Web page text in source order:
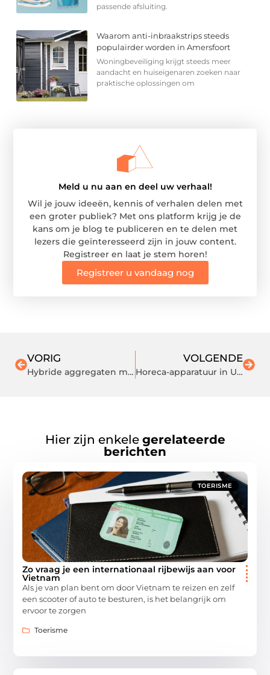
passende afsluiting.
Waarom anti-inbraakstrips steeds
populairder worden in Amersfoort
Woningbeveiliging krijgt steeds meer
aandacht en huiseigenaren zoeken naar
praktische oplossingen om
Meld u nu aan en deel uw verhaal!
Wil je jouw ideeën, kennis of verhalen delen met
een groter publiek? Met ons platform krijg je de
kans om je blog te publiceren en te delen met
lezers die geïnteresseerd zijn in jouw content.
Registreer en laat je stem horen!
Registreer u vandaag nog
VORIG
Hybride aggregaten met zonnepanelen: duurzame energie voor elk project
VOLGENDE
Horeca-apparatuur in Utrecht: jouw partner in perfectie
Hier zijn enkele gerelateerde
berichten
TOERISME
Zo vraag je een internationaal rijbewijs aan voor
Vietnam
Als je van plan bent om door Vietnam te reizen en zelf
een scooter of auto te besturen, is het belangrijk om
ervoor te zorgen
Toerisme